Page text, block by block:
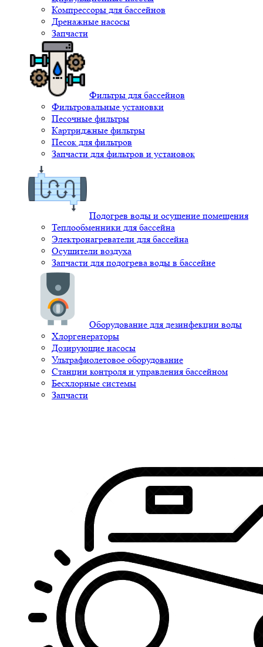
Компрессоры для бассейнов
Дренажные насосы
Запчасти
Фильтры для бассейнов
Фильтровальные установки
Песочные фильтры
Картриджные фильтры
Песок для фильтров
Запчасти для фильтров и установок
Подогрев воды и осушение помещения
Теплообменники для бассейна
Электронагреватели для бассейна
Осушители воздуха
Запчасти для подогрева воды в бассейне
Оборудование для дезинфекции воды
Хлоргенераторы
Дозирующие насосы
Ультрафиолетовое оборудование
Станции контроля и управления бассейном
Бесхлорные системы
Запчасти